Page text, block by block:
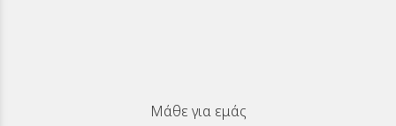
Μάθε για εμάς